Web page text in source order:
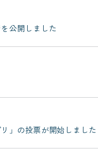
公開しました
」の投票が開始しました